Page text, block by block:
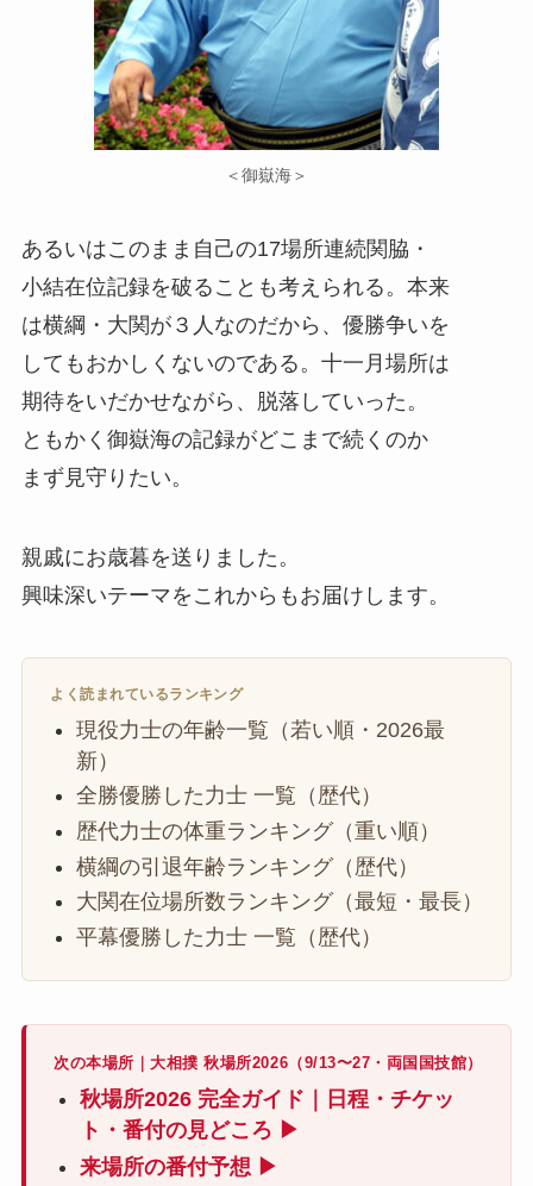
＜御嶽海＞
あるいはこのまま自己の17場所連続関脇・
小結在位記録を破ることも考えられる。本来
は横綱・大関が３人なのだから、優勝争いを
してもおかしくないのである。十一月場所は
期待をいだかせながら、脱落していった。
ともかく御嶽海の記録がどこまで続くのか
まず見守りたい。
親戚にお歳暮を送りました。
興味深いテーマをこれからもお届けします。
よく読まれているランキング
現役力士の年齢一覧（若い順・2026最
新）
全勝優勝した力士 一覧（歴代）
歴代力士の体重ランキング（重い順）
横綱の引退年齢ランキング（歴代）
大関在位場所数ランキング（最短・最長）
平幕優勝した力士 一覧（歴代）
次の本場所｜大相撲 秋場所2026（9/13〜27・両国国技館）
秋場所2026 完全ガイド｜日程・チケッ
ト・番付の見どころ ▶
来場所の番付予想 ▶